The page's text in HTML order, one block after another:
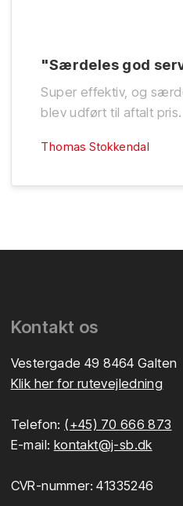
"Særdeles god
Super effektiv, og
blev udført til aftalt pris.
Thomas Stokkendal
​Kontakt os
Vestergade 49 8464 Galten
Klik her for rutevejledning
Telefon: (+45) 70 666 873
E-mail: kontakt@j-sb.dk
CVR-nummer: 41335246